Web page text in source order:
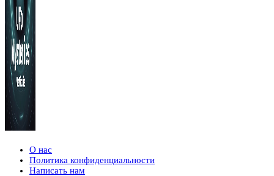
О нас
Политика конфиденциальности
Написать нам